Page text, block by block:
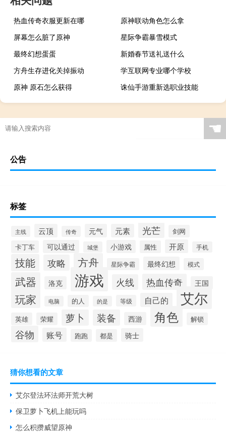
热血传奇衣服更新在哪
原神联动角色怎么拿
屏幕怎么脏了原神
星际争霸暴雪模式
最终幻想蛋蛋
新婚春节送礼送什么
方舟生存进化关掉振动
学互联网专业哪个学校
原神 原石怎么获得
诛仙手游重新选职业技能
☚
公告
标签
主线 云顶 传奇 元气 元素 光芒
剑网
卡丁车
可以通过 城堡 小游戏 属性 开原 手机
技能 攻略 方舟 星际争霸 最终幻想 模式
武器 洛克 游戏 火线 热血传奇 王国
玩家 电脑 的人 的是 等级 自己的 艾尔
英雄 荣耀 萝卜 装备 西游 角色 解锁
谷物 账号 跑跑 都是 骑士
猜你想看的文章
艾尔登法环法师开荒大树
保卫萝卜飞机上能玩吗
怎么积攒威望原神